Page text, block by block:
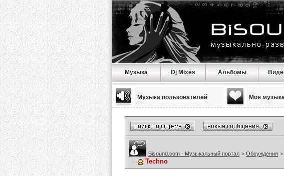
Музыка Dj Mixes Альбомы
Музыка пользователей Моя
Bisound.com - Музыкальный портал > Обсуждения >
Techno